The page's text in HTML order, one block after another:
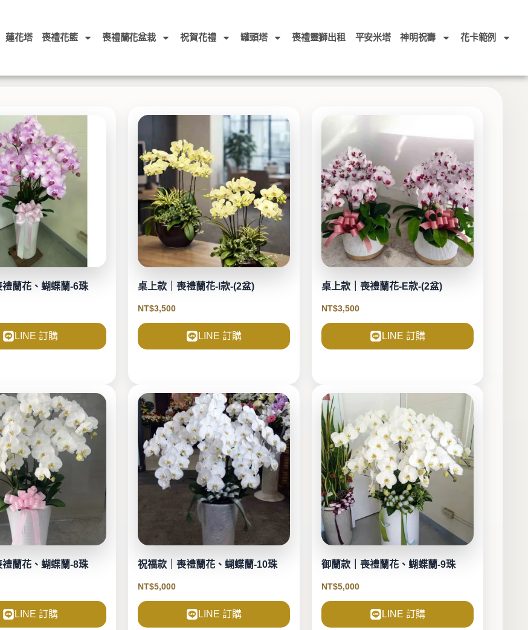
蓮花塔 喪禮花籃 喪禮蘭花盆栽 祝賀花禮 罐頭塔 喪禮靈獅出租 平安米塔 神明祝壽 花卡範例
蘭花、蝴蝶蘭-6珠
LINE 訂購
桌上款｜喪禮蘭花-I款-(2盆)
NT$3,500
LINE 訂購
桌上款｜喪禮蘭花-E款-(2盆)
NT$3,500
LINE 訂購
蘭花、蝴蝶蘭-8珠
LINE 訂購
祝福款｜喪禮蘭花、蝴蝶蘭-10珠
NT$5,000
LINE 訂購
御蘭款｜喪禮蘭花、蝴蝶蘭-9珠
NT$5,000
LINE 訂購